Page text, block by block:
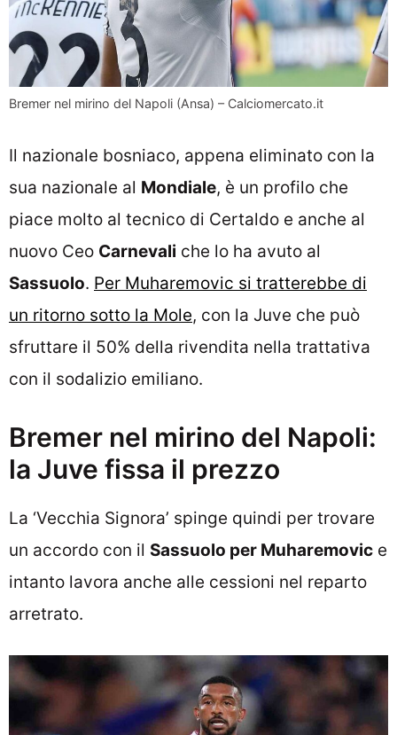
Bremer nel mirino del Napoli (Ansa) – Calciomercato.it
Il nazionale bosniaco, appena eliminato con la
sua nazionale al Mondiale, è un profilo che
piace molto al tecnico di Certaldo e anche al
nuovo Ceo Carnevali che lo ha avuto al
Sassuolo. Per Muharemovic si tratterebbe di
un ritorno sotto la Mole, con la Juve che può
sfruttare il 50% della rivendita nella trattativa
con il sodalizio emiliano.
Bremer nel mirino del Napoli:
la Juve fissa il prezzo
La ‘Vecchia Signora’ spinge quindi per trovare
un accordo con il Sassuolo per Muharemovic e
intanto lavora anche alle cessioni nel reparto
arretrato.